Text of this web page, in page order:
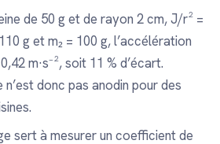
de 50 g et de rayon 2 cm, J/r² =
g et m₂ = 100 g, l’accélération
m·s⁻², soit 11 % d’écart.
n’est donc pas anodin pour des
sert à mesurer un coefficient de